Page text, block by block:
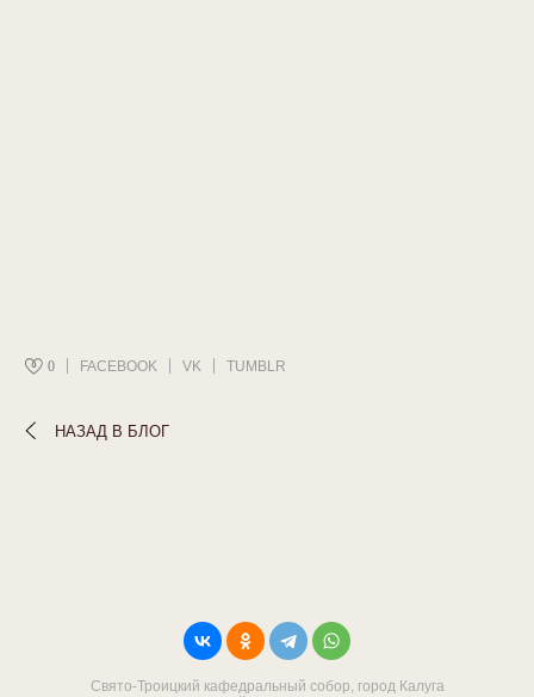
0 FACEBOOK VK TUMBLR
НАЗАД В БЛОГ
Свято-Троицкий кафедральный собор, город Калуга